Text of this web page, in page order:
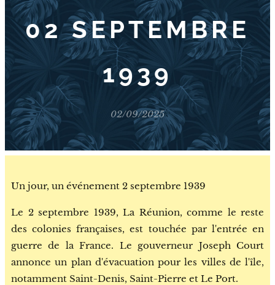
02 SEPTEMBRE
1939
02/09/2025
Un jour, un événement 2 septembre 1939
Le 2 septembre 1939, La Réunion, comme le reste
des colonies françaises, est touchée par l'entrée en
guerre de la France. Le gouverneur Joseph Court
annonce un plan d'évacuation pour les villes de l'île,
notamment Saint-Denis, Saint-Pierre et Le Port.